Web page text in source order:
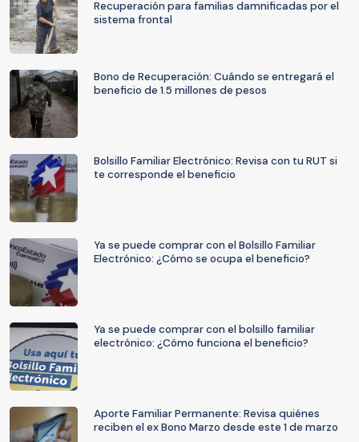
Recuperación para familias damnificadas por el
sistema frontal
Bono de Recuperación: Cuándo se entregará el
beneficio de 1.5 millones de pesos
Bolsillo Familiar Electrónico: Revisa con tu RUT si
te corresponde el beneficio
Ya se puede comprar con el Bolsillo Familiar
Electrónico: ¿Cómo se ocupa el beneficio?
Ya se puede comprar con el bolsillo familiar
electrónico: ¿Cómo funciona el beneficio?
Aporte Familiar Permanente: Revisa quiénes
reciben el ex Bono Marzo desde este 1 de marzo